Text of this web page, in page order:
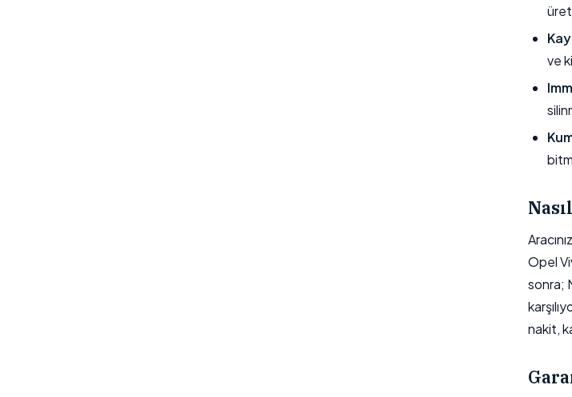
ve
Opel
sonra;
nakit,